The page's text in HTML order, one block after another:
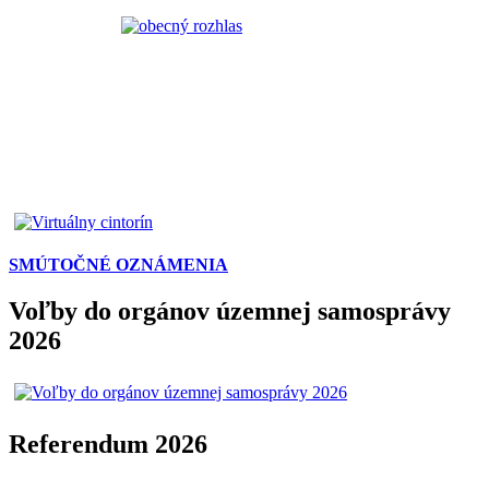
SMÚTOČNÉ OZNÁMENIA
Voľby do orgánov územnej samosprávy
2026
Referendum 2026